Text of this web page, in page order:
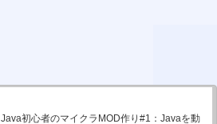
Java初心者のマイクラMOD作り#1：Javaを動